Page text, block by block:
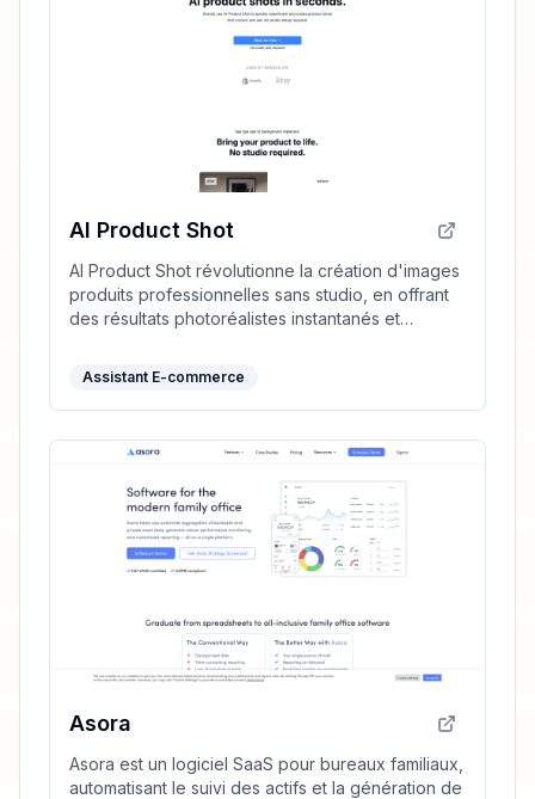
AI Product Shot
AI Product Shot révolutionne la création d'images
produits professionnelles sans studio, en offrant
des résultats photoréalistes instantanés et
Assistant E-commerce
Asora
Asora est un logiciel SaaS pour bureaux familiaux,
automatisant le suivi des actifs et la génération de